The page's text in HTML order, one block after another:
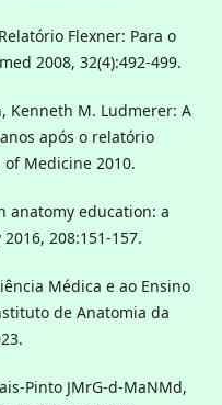
Flexner: Para o
2008, 32(4):492-499.
Kenneth M. Ludmerer: A
após o relatório
of Medicine 2010.
anatomy education: a
208:151-157.
Médica e ao Ensino
de Anatomia da
Pinto JMrG-d-MaNMd,